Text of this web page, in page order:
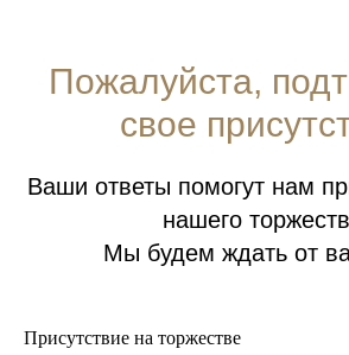
Пожалуйста,
свое
Ваши ответы помогут нам
нашего
Мы будем ждать от
Присутствие на торжестве